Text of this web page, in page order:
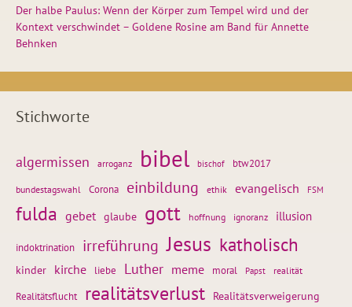
Der halbe Paulus: Wenn der Körper zum Tempel wird und der
Kontext verschwindet – Goldene Rosine am Band für Annette
Behnken
Stichworte
algermissen arroganz bibel bischof btw2017
bundestagswahl Corona einbildung ethik evangelisch FSM
fulda gebet glaube gott hoffnung ignoranz illusion
indoktrination irreführung Jesus katholisch
kinder kirche liebe Luther meme moral Papst realität
Realitätsflucht realitätsverlust Realitätsverweigerung